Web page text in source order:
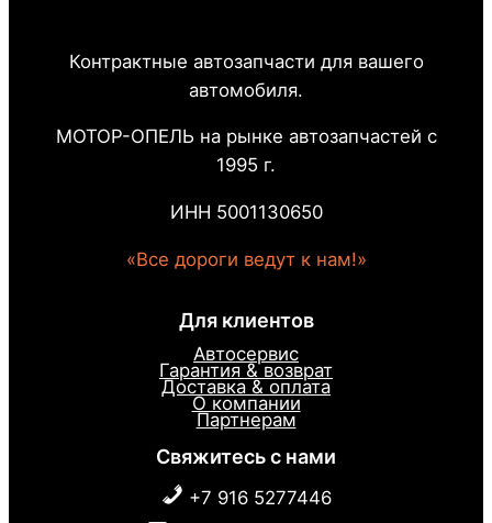
Контрактные автозапчасти для вашего
автомобиля.
МОТОР-ОПЕЛЬ на рынке автозапчастей с
1995 г.
ИНН 5001130650
«Все дороги ведут к нам!»
Для клиентов
Автосервис
Гарантия & возврат
Доставка & оплата
О компании
Партнерам
Свяжитесь с нами
+7 916 5277446